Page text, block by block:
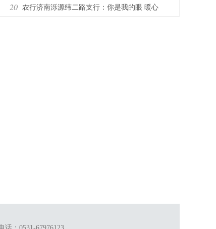
界，“即来即兑”暖了外国游客心
20 农行济南泺源纬二路支行：你是我的眼 暖心